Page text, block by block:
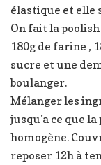
élastique et elle
On fait la
180g de farine ,
sucre et une
boulanger.
Mélanger les
jusqu’a ce que
homogène.
reposer 12h à